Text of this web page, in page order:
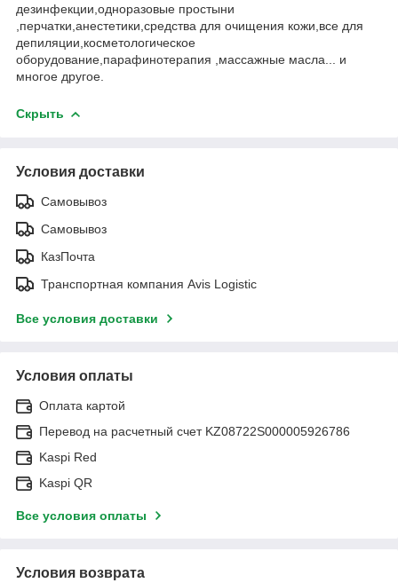
дезинфекции,одноразовые простыни
,перчатки,анестетики,средства для очищения кожи,все для
депиляции,косметологическое
оборудование,парафинотерапия ,массажные масла... и
многое другое.
Скрыть
Условия доставки
Самовывоз
Самовывоз
КазПочта
Транспортная компания Avis Logistic
Все условия доставки
Условия оплаты
Оплата картой
Перевод на расчетный счет KZ08722S000005926786
Kaspi Red
Kaspi QR
Все условия оплаты
Условия возврата